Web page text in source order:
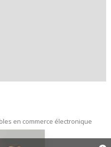
en commerce électronique